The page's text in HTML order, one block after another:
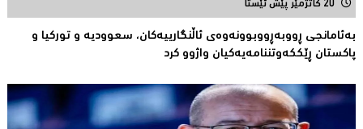
20 کاتژمێر پێش ئێستا
بەئامانجی ڕووبەڕووبوونەوەی ئاڵنگارییەكان، سعوودیە و توركیا و
پاكستان ڕێككەوتننامەیەکیان واژوو كرد